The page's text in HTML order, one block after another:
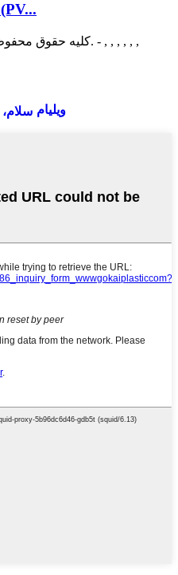
ویژگی های پلی وینیل کلراید (PV...
© Copyright - 2010-2021: کلیه حقوق محفوظ است. - , , , , , ,
ویلیام